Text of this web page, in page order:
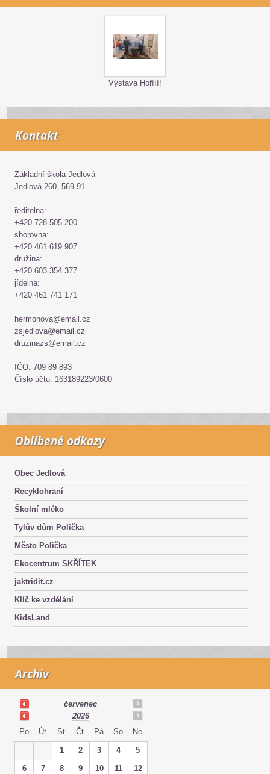
Výstava Hořííí!
Kontakt
Základní škola Jedlová
Jedlová 260, 569 91
ředitelna:
+420 728 505 200
sborovna:
+420 461 619 907
družina:
+420 603 354 377
jídelna:
+420 461 741 171
hermonova@email.cz
zsjedlova@email.cz
druzinazs@email.cz
IČO: 709 89 893
Číslo účtu: 163189223/0600
Oblíbené odkazy
Obec Jedlová
Recyklohraní
Školní mléko
Tylův dům Polička
Město Polička
Ekocentrum SKŘÍTEK
jaktridit.cz
Klíč ke vzdělání
KidsLand
Archiv
červenec
2026
Po
Út St Čt Pá So Ne
1 2 3 4
5
6
7 8 9 10 11 12